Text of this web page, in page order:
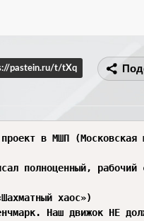
pastein.ru/t/tXq
в МШП
полноценный,
хаос»)
Наш движок НЕ